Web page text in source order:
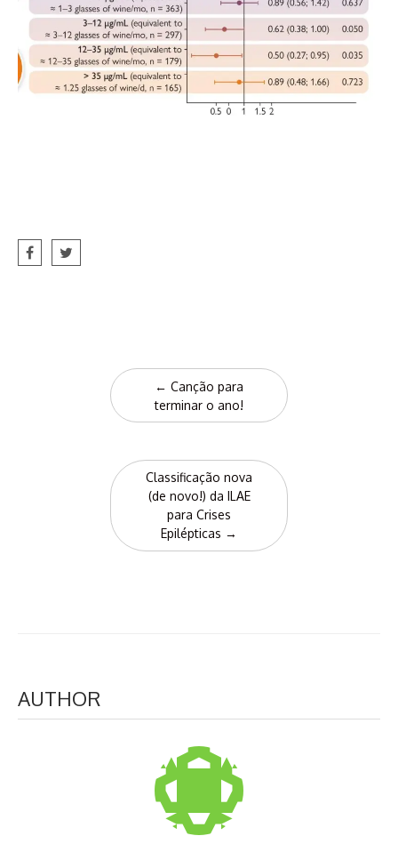
navigation
← Canção para
terminar o ano!
Classificação nova
(de novo!) da ILAE
para Crises
Epilépticas →
AUTHOR